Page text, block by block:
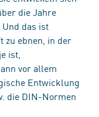
die Jahre
das ist
zu ebnen, in der
ist,
vor allem
Entwicklung
die DIN-Normen